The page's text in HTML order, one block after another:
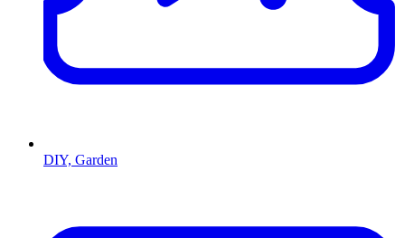
DIY, Garden